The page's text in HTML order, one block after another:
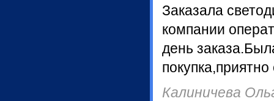
Заказала
компании
день
Калиничева